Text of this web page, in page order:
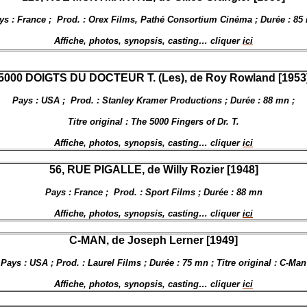
: France ; Prod. : Orex Films, Pathé Consortium Cinéma ; Durée : 85
Affiche, photos, synopsis, casting… cliquer ici
DOIGTS DU DOCTEUR T. (Les), de Roy Rowland
Pays : USA ; Prod. : Stanley Kramer Productions ; Durée : 88 mn ;
Titre original : The 5000 Fingers of Dr. T.
Affiche, photos, synopsis, casting… cliquer ici
56, RUE PIGALLE, deWilly Rozier [1948]
Pays : France ; Prod. : Sport Films ; Durée : 88 mn
Affiche, photos, synopsis, casting… cliquer ici
C-MAN, de Joseph Lerner [1949]
Pays : USA ; Prod. : Laurel Films ; Durée : 75 mn ; Titre original : C-Man
Affiche, photos, synopsis, casting… cliquer ici